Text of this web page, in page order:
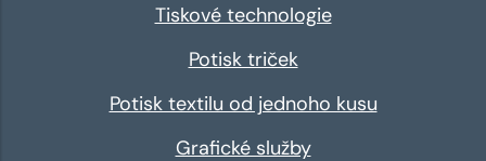
Tiskové technologie
Potisk triček
Potisk textilu od jednoho kusu
Grafické služby